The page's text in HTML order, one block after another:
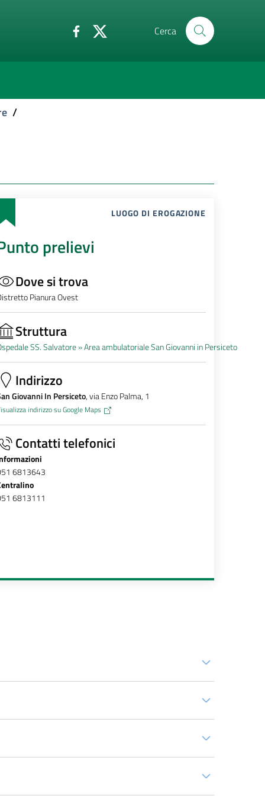
Cerca
/
LUOGO DI EROGAZIONE
prelievi
Dove si trova
Pianura Ovest
Struttura
SS. Salvatore »Area ambulatoriale San Giovanni in Persiceto
Indirizzo
Giovanni In Persiceto, via Enzo Palma, 1
indirizzo su Google Maps
Contatti telefonici
6813643
6813111